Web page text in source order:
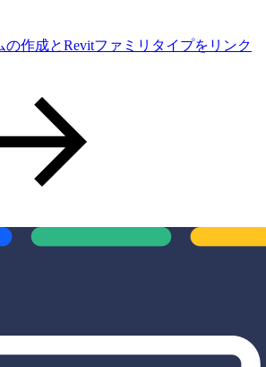
の作成とRevitファミリタイプをリンク